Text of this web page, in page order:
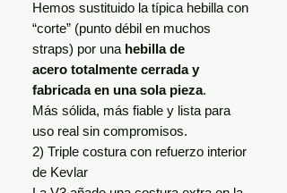
Hemos sustituido la típica hebilla con
“corte” (punto débil en muchos
straps) por una hebilla de
acero totalmente cerrada y
fabricada en una sola pieza.
Más sólida, más fiable y lista para
uso real sin compromisos.
2) Triple costura con refuerzo interior
de Kevlar